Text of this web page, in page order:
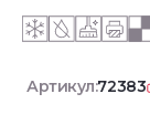
Артикул:72383